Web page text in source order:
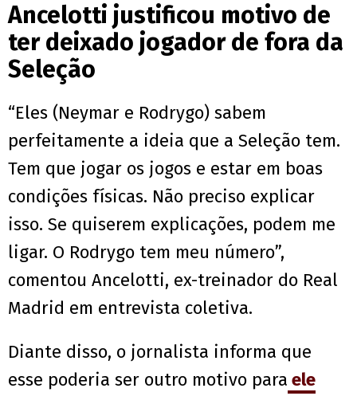
Ancelotti justificou motivo de
ter deixado jogador de fora da
Seleção
“Eles (Neymar e Rodrygo) sabem
perfeitamente a ideia que a Seleção tem.
Tem que jogar os jogos e estar em boas
condições físicas. Não preciso explicar
isso. Se quiserem explicações, podem me
ligar. O Rodrygo tem meu número”,
comentou Ancelotti, ex-treinador do Real
Madrid em entrevista coletiva.
Diante disso, o jornalista informa que
esse poderia ser outro motivo para ele